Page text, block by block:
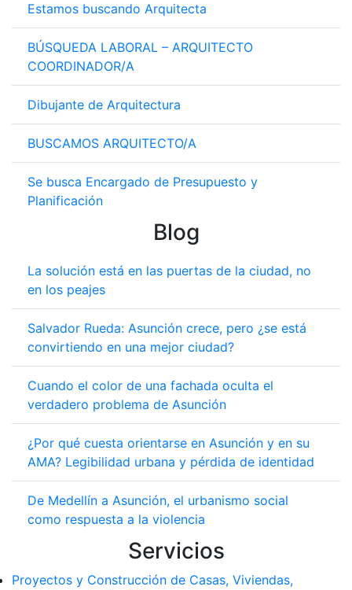
Estamos buscando Arquitecta
BÚSQUEDA LABORAL – ARQUITECTO
COORDINADOR/A
Dibujante de Arquitectura
BUSCAMOS ARQUITECTO/A
Se busca Encargado de Presupuesto y
Planificación
Blog
La solución está en las puertas de la ciudad, no
en los peajes
Salvador Rueda: Asunción crece, pero ¿se está
convirtiendo en una mejor ciudad?
Cuando el color de una fachada oculta el
verdadero problema de Asunción
¿Por qué cuesta orientarse en Asunción y en su
AMA? Legibilidad urbana y pérdida de identidad
De Medellín a Asunción, el urbanismo social
como respuesta a la violencia
Servicios
Proyectos y Construcción de Casas, Viviendas,